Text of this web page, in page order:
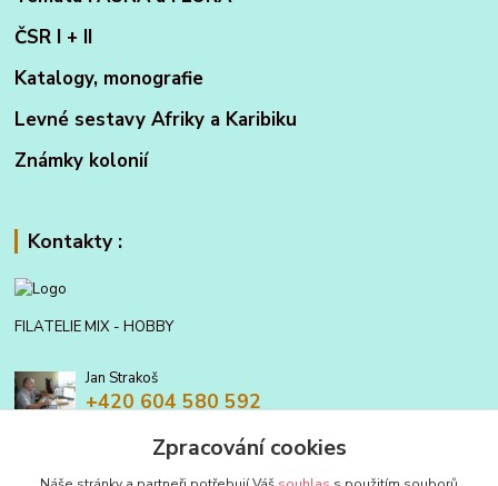
ČSR I + II
Katalogy, monografie
Levné sestavy Afriky a Karibiku
Známky kolonií
Kontakty :
FILATELIE MIX - HOBBY
Jan Strakoš
+420 604 580 592
filatelie.mix@seznam.czZpracování cookies